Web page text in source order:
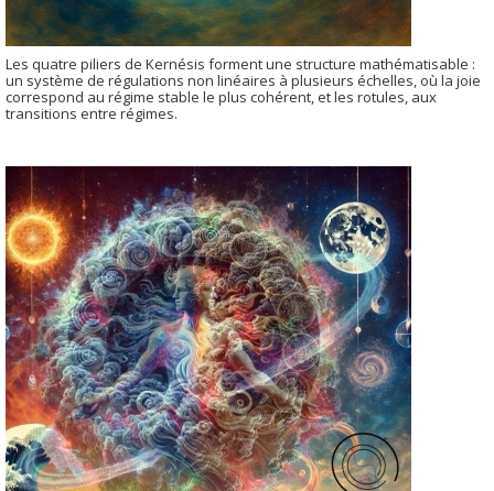
Les quatre piliers de Kernésis forment une structure mathématisable :
un système de régulations non linéaires à plusieurs échelles, où la joie
correspond au régime stable le plus cohérent, et les rotules, aux
transitions entre régimes.